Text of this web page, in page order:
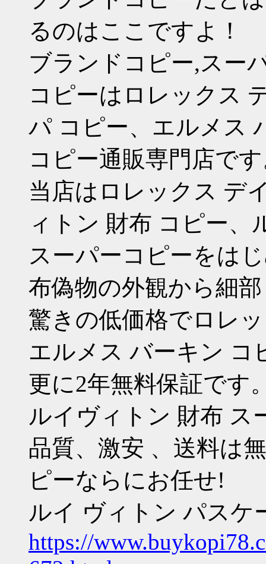
るのはここですよ！
ブランドコピー,スー
コピーはロレックス
パ コピー、エルメス
コピー通販専門店で
当店はロレックス デ
ィトン 財布 コピー、
スーパーコピーをは
布偽物の外観から細
驚きの低価格でロレ
エルメス バーキン コ
更に2年無料保証です
ルイヴィトン 財布 ス
品質、激安 、送料は
ピーならにお任せ!
ルイ ヴィトン パスケ
https://